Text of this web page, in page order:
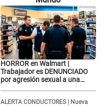
HORROR en Walmart |
Trabajador es DENUNCIADO
por agresión sexual a una
ALERTA CONDUCTORES | Nueva